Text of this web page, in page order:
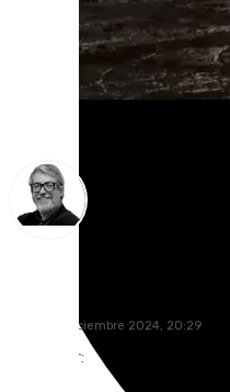
lunes, 30 diciembre 2024, 20:29
Compartir: